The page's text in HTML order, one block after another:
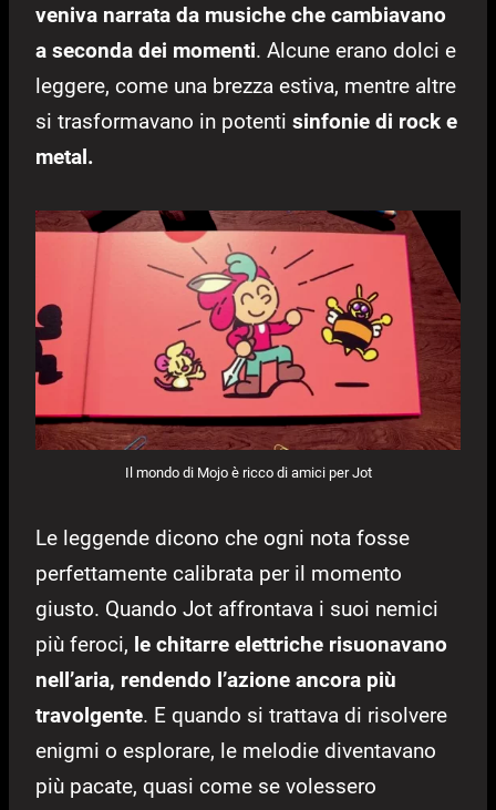
veniva narrata da musiche che cambiavano
a seconda dei momenti. Alcune erano dolci e
leggere, come una brezza estiva, mentre altre
si trasformavano in potenti sinfonie di rock e
metal.
Il mondo di Mojo è ricco di amici per Jot
Le leggende dicono che ogni nota fosse
perfettamente calibrata per il momento
giusto. Quando Jot affrontava i suoi nemici
più feroci, le chitarre elettriche risuonavano
nell’aria, rendendo l’azione ancora più
travolgente. E quando si trattava di risolvere
enigmi o esplorare, le melodie diventavano
più pacate, quasi come se volessero